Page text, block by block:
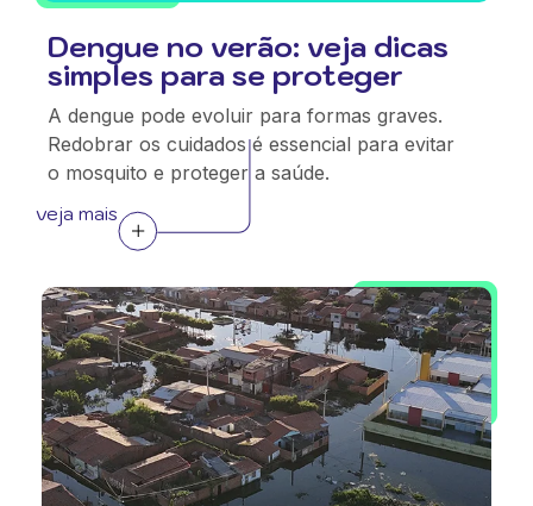
Dengue no verão: veja dicas
simples para se proteger
A dengue pode evoluir para formas graves.
Redobrar os cuidados é essencial para evitar
o mosquito e proteger a saúde.
veja mais